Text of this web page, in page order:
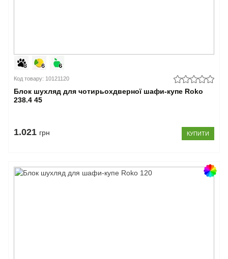
Код товару: 10121120
Блок шухляд для чотирьохдверної шафи-купе Roko
238.4 45
1.021 грн КУПИТИ